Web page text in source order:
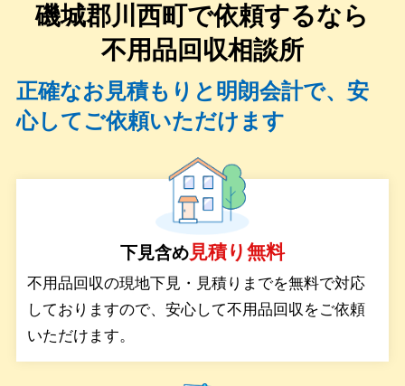
不用品回収相談所TOP
当社について
料金
対応エリア
磯城郡川西町で依頼するなら
不用品回収相談所
正確なお見積もりと明朗会計で、安
心してご依頼いただけます
下見含め見積り無料
不用品回収の現地下見・見積りまでを無料で対応
しておりますので、安心して不用品回収をご依頼
いただけます。